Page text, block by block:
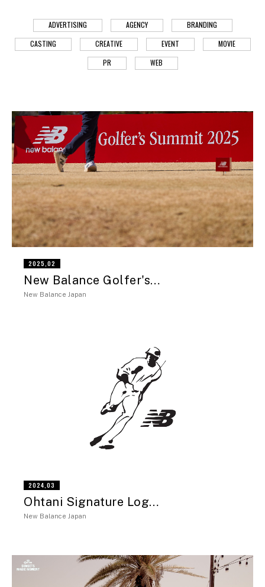
ADVERTISING AGENCY
BRANDING
CASTING
CREATIVE EVENT
MOVIE
PR
WEB
2025,02
New Balance Golfer's…
New Balance Japan
2024,03
Ohtani Signature Log…
New Balance Japan